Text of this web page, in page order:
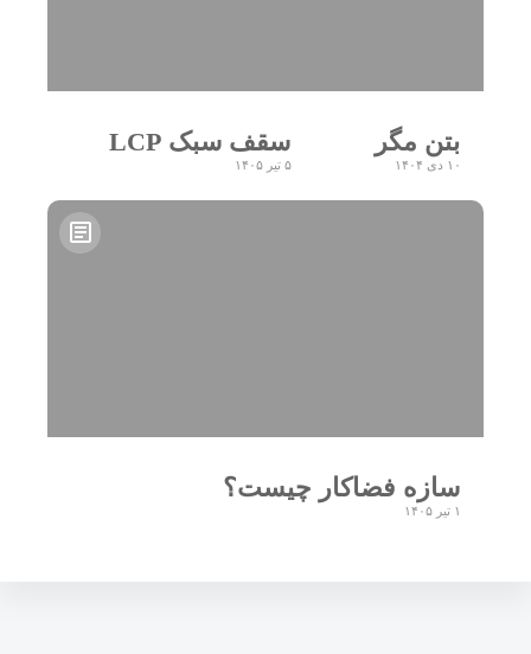
بتن مگر
۱۰ دی ۱۴۰۴
سقف سبک LCP
۵ تیر ۱۴۰۵
سازه فضاکار چیست؟
۱ تیر ۱۴۰۵